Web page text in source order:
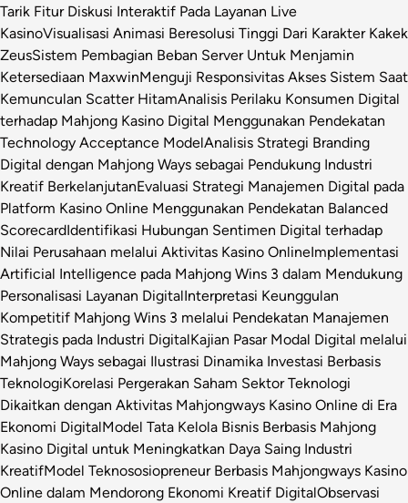
Tarik Fitur Diskusi Interaktif Pada Layanan Live
KasinoVisualisasi Animasi Beresolusi Tinggi Dari Karakter Kakek
ZeusSistem Pembagian Beban Server Untuk Menjamin
Ketersediaan MaxwinMenguji Responsivitas Akses Sistem Saat
Kemunculan Scatter HitamAnalisis Perilaku Konsumen Digital
terhadap Mahjong Kasino Digital Menggunakan Pendekatan
Technology Acceptance ModelAnalisis Strategi Branding
Digital dengan Mahjong Ways sebagai Pendukung Industri
Kreatif BerkelanjutanEvaluasi Strategi Manajemen Digital pada
Platform Kasino Online Menggunakan Pendekatan Balanced
ScorecardIdentifikasi Hubungan Sentimen Digital terhadap
Nilai Perusahaan melalui Aktivitas Kasino OnlineImplementasi
Artificial Intelligence pada Mahjong Wins 3 dalam Mendukung
Personalisasi Layanan DigitalInterpretasi Keunggulan
Kompetitif Mahjong Wins 3 melalui Pendekatan Manajemen
Strategis pada Industri DigitalKajian Pasar Modal Digital melalui
Mahjong Ways sebagai Ilustrasi Dinamika Investasi Berbasis
TeknologiKorelasi Pergerakan Saham Sektor Teknologi
Dikaitkan dengan Aktivitas Mahjongways Kasino Online di Era
Ekonomi DigitalModel Tata Kelola Bisnis Berbasis Mahjong
Kasino Digital untuk Meningkatkan Daya Saing Industri
KreatifModel Teknososiopreneur Berbasis Mahjongways Kasino
Online dalam Mendorong Ekonomi Kreatif DigitalObservasi